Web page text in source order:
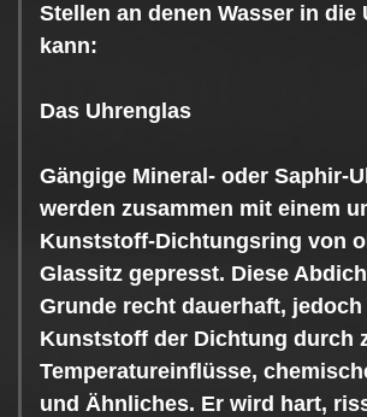
Stellen an denen Wasser in die
kann:
Das Uhrenglas
Gängige Mineral- oder Saphir-
werden zusammen mit einem
Kunststoff-Dichtungsring von
Glassitz gepresst. Diese
Grunde recht dauerhaft,
Kunststoff der Dichtung durch
Temperatureinflüsse,
und Ähnliches. Er wird hart,